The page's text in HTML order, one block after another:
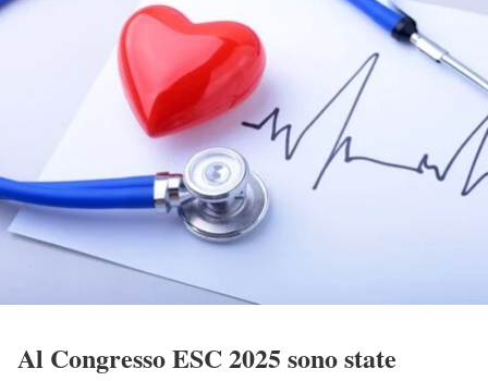
Al Congresso ESC 2025 sono state